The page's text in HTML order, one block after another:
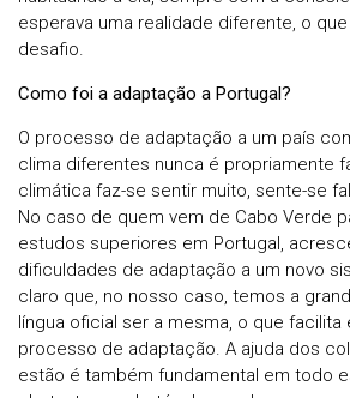
esperava uma realidade diferente, o
desafio.
Como foi a adaptação a Portugal?
O processo de adaptação a um país
clima diferentes nunca é propriamente
climática faz-se sentir muito, sente-se
No caso de quem vem de Cabo Verde
estudos superiores em Portugal,
dificuldades de adaptação a um novo
claro que, no nosso caso, temos a
língua oficial ser a mesma, o que
processo de adaptação. A ajuda dos
estão é também fundamental em todo